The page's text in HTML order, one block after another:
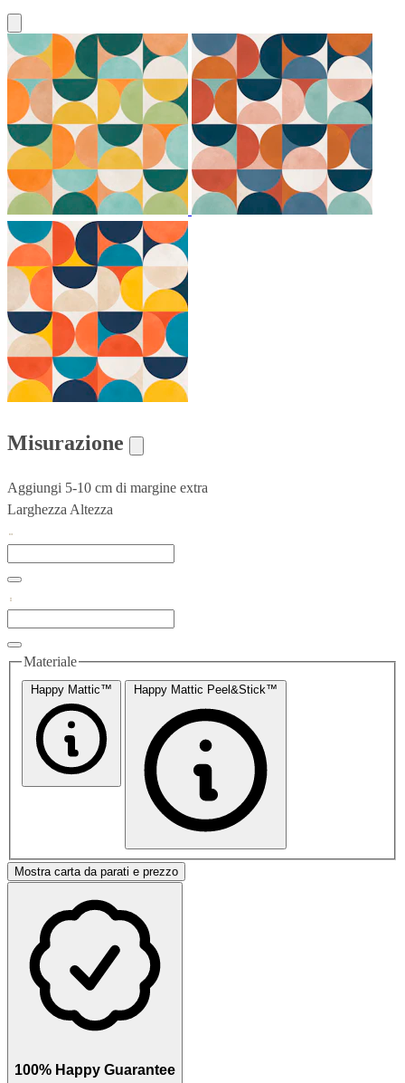
Misurazione
Aggiungi 5-10 cm di margine extra
Larghezza Altezza
Materiale
Happy Mattic™ Happy Mattic Peel&Stick™
Mostra carta da parati e prezzo
100% Happy Guarantee